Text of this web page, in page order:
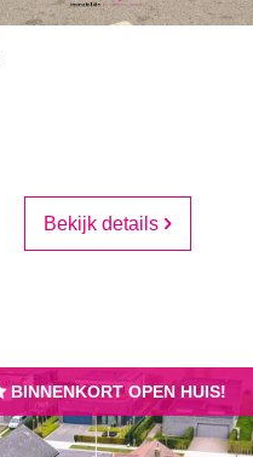
Bekijk details
BINNENKORT OPEN HUIS!